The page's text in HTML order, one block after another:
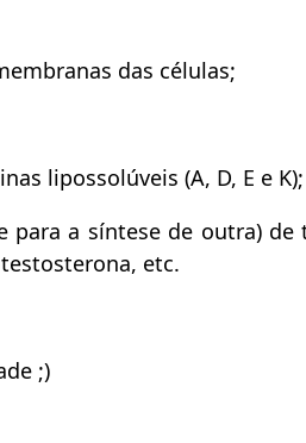
das células;
lipossolúveis (A, D, E e K);
para a síntese de outra)
etc.
;)